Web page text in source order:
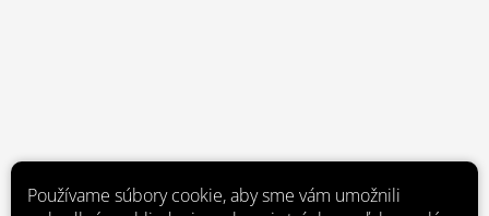
Používame súbory cookie, aby sme vám umožnili